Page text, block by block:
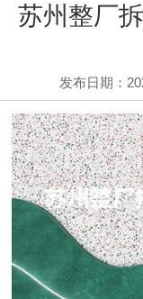
苏州整厂
发布日期：